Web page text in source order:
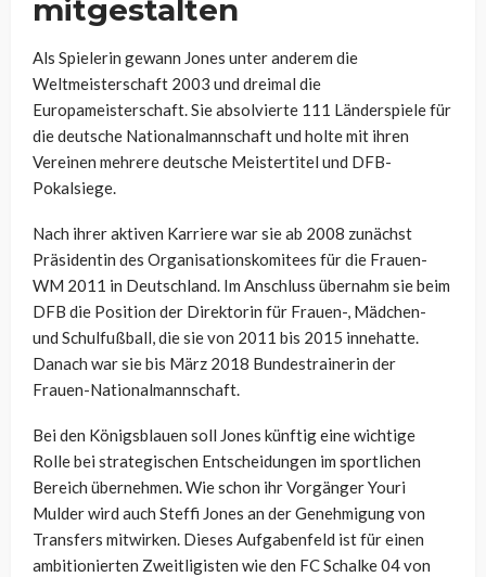
mitgestalten
Als Spielerin gewann Jones unter anderem die
Weltmeisterschaft 2003 und dreimal die
Europameisterschaft. Sie absolvierte 111 Länderspiele für
die deutsche Nationalmannschaft und holte mit ihren
Vereinen mehrere deutsche Meistertitel und DFB-
Pokalsiege.
Nach ihrer aktiven Karriere war sie ab 2008 zunächst
Präsidentin des Organisationskomitees für die Frauen-
WM 2011 in Deutschland. Im Anschluss übernahm sie beim
DFB die Position der Direktorin für Frauen-, Mädchen-
und Schulfußball, die sie von 2011 bis 2015 innehatte.
Danach war sie bis März 2018 Bundestrainerin der
Frauen-Nationalmannschaft.
Bei den Königsblauen soll Jones künftig eine wichtige
Rolle bei strategischen Entscheidungen im sportlichen
Bereich übernehmen. Wie schon ihr Vorgänger Youri
Mulder wird auch Steffi Jones an der Genehmigung von
Transfers mitwirken. Dieses Aufgabenfeld ist für einen
ambitionierten Zweitligisten wie den FC Schalke 04 von